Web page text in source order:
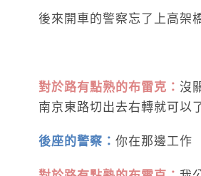
後來開車的警察忘了上高架
對於路有點熟的布雷克： 沒
南京東路切出去右轉就可以
後座的警察： 你在那邊工作